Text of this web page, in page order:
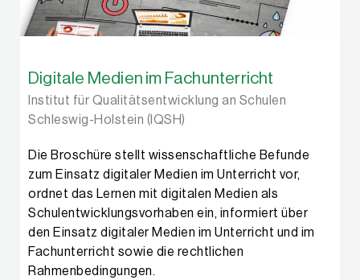
Digitale Medien im Fachunterricht
Institut für Qualitätsentwicklung an Schulen
Schleswig-Holstein (IQSH)
Die Broschüre stellt wissenschaftliche Befunde
zum Einsatz digitaler Medien im Unterricht vor,
ordnet das Lernen mit digitalen Medien als
Schulentwicklungs­vorhaben ein, informiert über
den Einsatz digitaler Medien im Unterricht und im
Fachunterricht sowie die rechtlichen
Rahmenbedingungen.